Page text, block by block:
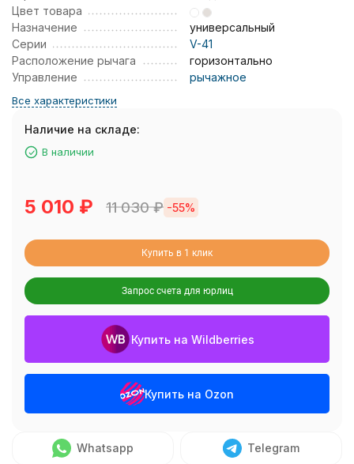
Цвет товара
Назначение
универсальный
Серии
V-41
Расположение рычага
горизонтально
Управление
рычажное
Все характеристики
Наличие на складе:
В наличии
5 010 ₽ 11 030₽ -55%
Купить в 1 клик
Запрос счета для юрлиц
Купить на Wildberries
Купить на Ozon
Whatsapp Telegram